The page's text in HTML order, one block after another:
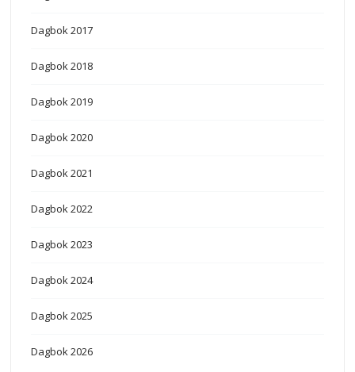
Dagbok 2017
Dagbok 2018
Dagbok 2019
Dagbok 2020
Dagbok 2021
Dagbok 2022
Dagbok 2023
Dagbok 2024
Dagbok 2025
Dagbok 2026